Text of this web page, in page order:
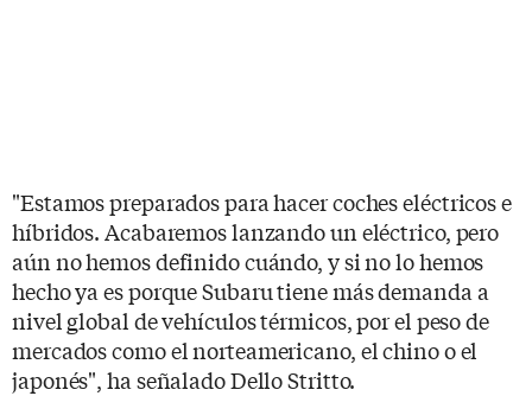
"Estamos preparados para hacer coches eléctricos e
híbridos. Acabaremos lanzando un eléctrico, pero
aún no hemos definido cuándo, y si no lo hemos
hecho ya es porque Subaru tiene más demanda a
nivel global de vehículos térmicos, por el peso de
mercados como el norteamericano, el chino o el
japonés", ha señalado Dello Stritto.